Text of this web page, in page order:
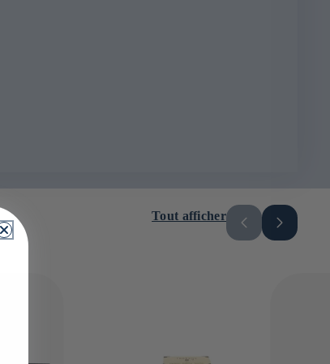
Tout afficher